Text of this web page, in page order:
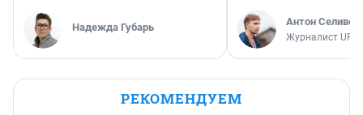
Надежда Губарь Антон
Журналист
РЕКОМЕНДУЕМ